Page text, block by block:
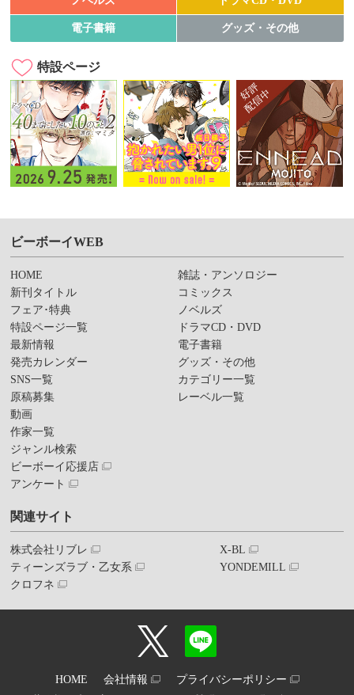
電子書籍 グッズ・その他
特設ページ
ビーボーイWEB
HOME
新刊タイトル
フェア･特典
特設ページ一覧
最新情報
発売カレンダー
SNS一覧
原稿募集
動画
作家一覧
ジャンル検索
ビーボーイ応援店
アンケート
雑誌・アンソロジー
コミックス
ノベルズ
ドラマCD・DVD
電子書籍
グッズ・その他
カテゴリー一覧
レーベル一覧
関連サイト
株式会社リブレ
ティーンズラブ・乙女系
クロフネ
X-BL
YONDEMILL
HOME 会社情報
プライバシーポリシー